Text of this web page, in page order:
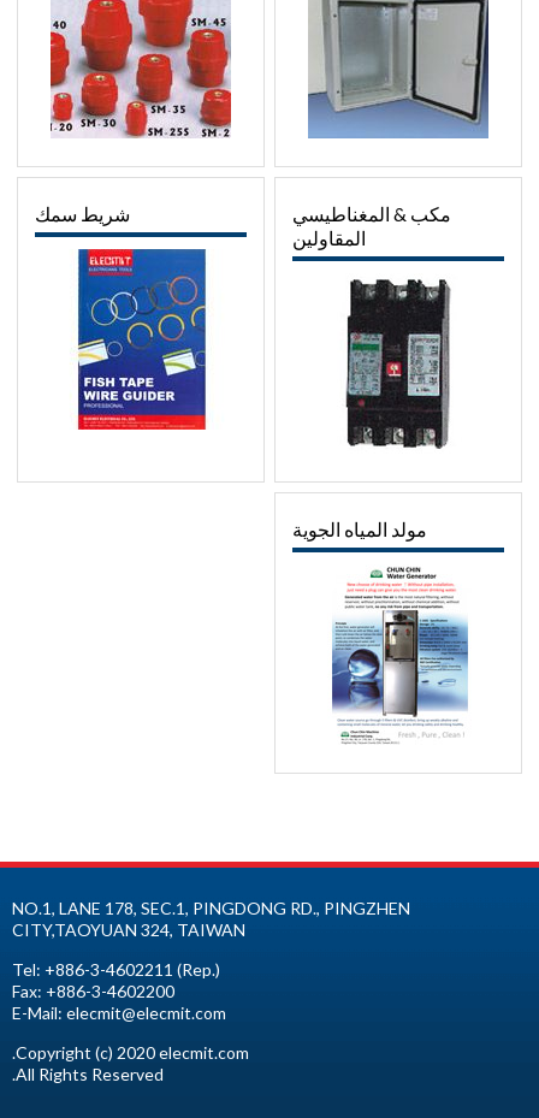
مكب & المغناطيسي
المقاولين
شريط سمك
مولد المياه الجوية
NO.1, LANE 178, SEC.1, PINGDONG RD., PINGZHEN
CITY,TAOYUAN 324, TAIWAN
Tel: +886-3-4602211 (Rep.)
Fax: +886-3-4602200
E-Mail: elecmit@elecmit.com
Copyright (c) 2020 elecmit.com.
All Rights Reserved.